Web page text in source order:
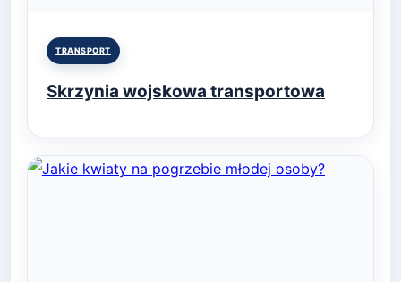
Posted
TRANSPORT
Skrzynia wojskowa transportowa